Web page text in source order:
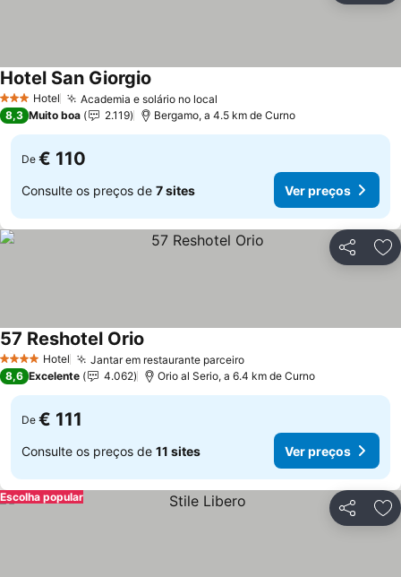
3 EstrelasHotel Academia e solário no local
Hotel San Giorgio
8,3 Muito boa 2.119 Bergamo, a 4.5 km de Curno
De € 110
Consulte os preços de 7 sites Ver preços
Partilhar
4 EstrelasHotel Jantar em restaurante parceiro
57 Reshotel Orio
8,6 Excelente 4.062 Orio al Serio, a 6.4 km de Curno
De € 111
Consulte os preços de 11 sites Ver preços
Partilhar
Escolha popular